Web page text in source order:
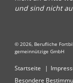
und sind nicht
© 2026, Berufliche
gemeinnützige GmbH
Startseite
Besondere